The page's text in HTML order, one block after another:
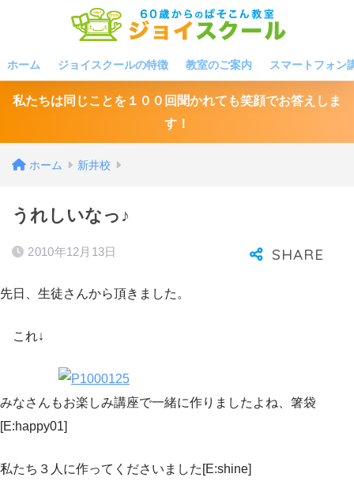
ホーム ジョイスクールの特徴 教室のご案内 スマートフォン
私たちは同じことを１００回聞かれても笑顔でお答えしま
す！
ホーム 新井校
うれしいなっ♪
2010年12月13日
先日、生徒さんから頂きました。
これ↓
みなさんもお楽しみ講座で一緒に作りましたよね、箸袋
[E:happy01]
私たち３人に作ってくださいました[E:shine]